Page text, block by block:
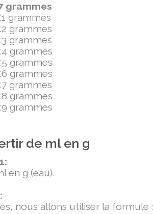
grammes
grammes
grammes
grammes
grammes
grammes
grammes
grammes
grammes
grammes
de ml en g
en g (eau).
nous allons utiliser la formule :